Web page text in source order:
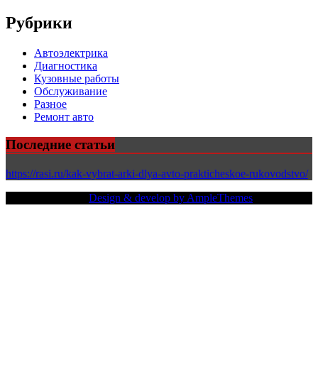
Рубрики
Автоэлектрика
Диагностика
Кузовные работы
Обслуживание
Разное
Ремонт авто
Последние статьи
https://rasi.ru/kak-vybrat-arki-dlya-avto-prakticheskoe-rukovodstvo/
Design & develop by AmpleThemes